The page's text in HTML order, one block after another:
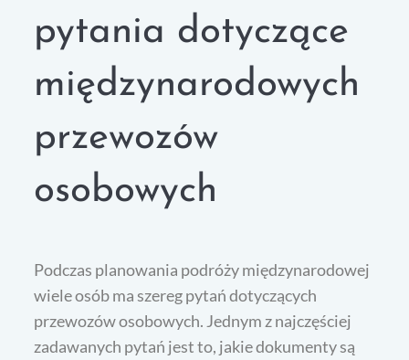
pytania dotyczące
międzynarodowych
przewozów
osobowych
Podczas planowania podróży międzynarodowej
wiele osób ma szereg pytań dotyczących
przewozów osobowych. Jednym z najczęściej
zadawanych pytań jest to, jakie dokumenty są